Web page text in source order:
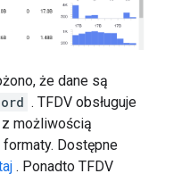
że dane są
. TFDV obsługuje
możliwością
Dostępne
. Ponadto TFDV